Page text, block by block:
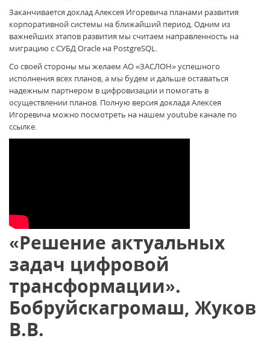
Заканчивается доклад Алексея Игоревича планами развития
корпоративной системы на ближайший период. Одним из
важнейших этапов развития мы считаем направленность на
миграцию с СУБД Oracle на PostgreSQL.
Со своей стороны мы желаем АО «ЗАСЛОН» успешного
исполнения всех планов, а мы будем и дальше оставаться
надежным партнером в цифровизации и помогать в
осуществлении планов. Полную версия доклада Алексея
Игоревича можно посмотреть на нашем youtube канале по
ссылке.
«Решение актуальных
задач цифровой
трансформации».
Бобруйскагромаш, Жуков
В.В.